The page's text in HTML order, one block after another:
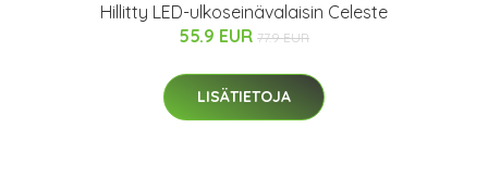
Hillitty LED-ulkoseinävalaisin Celeste
55.9 EUR 77.9 EUR
LISÄTIETOJA